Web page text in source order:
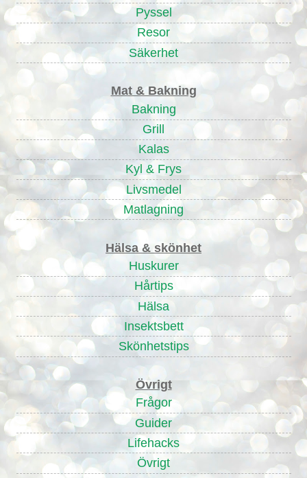
Pyssel
Resor
Säkerhet
Mat & Bakning
Bakning
Grill
Kalas
Kyl & Frys
Livsmedel
Matlagning
Hälsa & skönhet
Huskurer
Hårtips
Hälsa
Insektsbett
Skönhetstips
Övrigt
Frågor
Guider
Lifehacks
Övrigt